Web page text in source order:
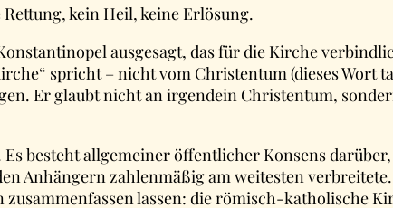
kein Heil, keine Erlösung.
ausgesagt, das für die Kirche
spricht – nicht vom Christentum (dieses Wort
Er glaubt nicht an irgendein Christentum,
besteht allgemeiner öffentlicher Konsens
Anhängern zahlenmäßig am weitesten
lassen: die römisch-katholische